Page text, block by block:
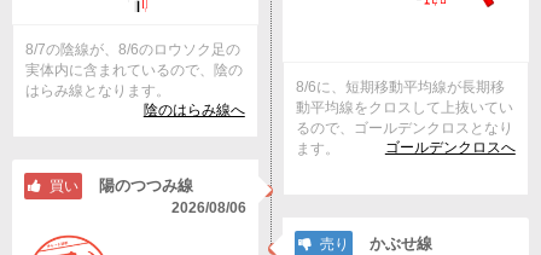
8/7の陰線が、8/6のロウソク足の
実体内に含まれているので、陰の
はらみ線となります。
陰のはらみ線へ
8/6に、短期移動平均線が長期移
動平均線をクロスして上抜いてい
るので、ゴールデンクロスとなり
ます。
ゴールデンクロスへ
買い 陽のつつみ線
2026/08/06
売り かぶせ線